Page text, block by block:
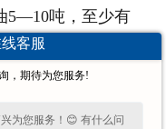
5—10吨，至少有
产，一个月就有15
设备投资，如果第
客服
，期待为您服务!
为您服务！😊 有什么问